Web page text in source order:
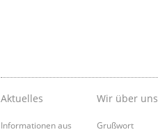
Aktuelles
Informationen aus
Wir über uns
Grußwort